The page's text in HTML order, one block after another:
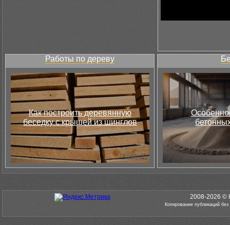
Работы по дереву
Как построить деревянную
беседку с крышей из шинглов
2008-2026 ©
Копирование публикаций